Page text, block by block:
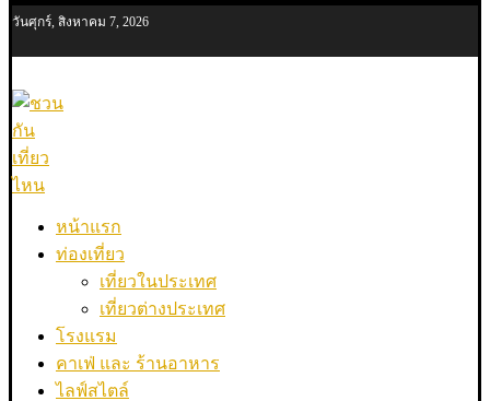
วันศุกร์, สิงหาคม 7, 2026
หน้าแรก
ท่องเที่ยว
เที่ยวในประเทศ
เที่ยวต่างประเทศ
โรงแรม
คาเฟ่ และ ร้านอาหาร
ไลฟ์สไตล์